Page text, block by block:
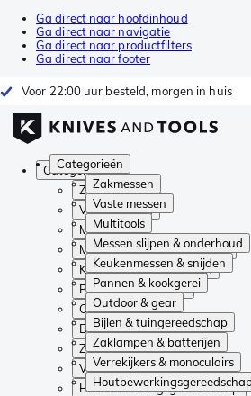
Ga direct naar hoofdinhoud
Ga direct naar navigatie
Ga direct naar productfilters
Ga direct naar footer
Voor 22:00 uur besteld, morgen in huis
Categorieën
Zakmessen
Vaste messen
Multitools
Messen slijpen & onderhoud
Keukenmessen & snijden
Pannen & kookgerei
Outdoor & gear
Bijlen & tuingereedschap
Zaklampen & batterijen
Verrekijkers & monoculairs
Categorieën
Zakmessen
Vaste messen
Multitools
Messen slijpen & onderhoud
Keukenmessen & snijden
Pannen & kookgerei
Outdoor & gear
Bijlen & tuingereedschap
Zaklampen & batterijen
Verrekijkers & monoculairs
Houtbewerkingsgereedschap